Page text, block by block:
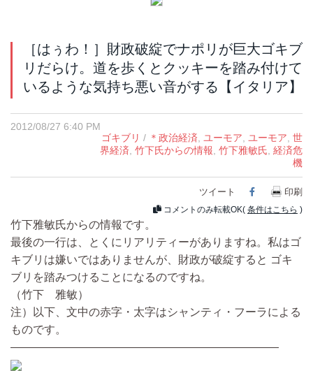
［はぅわ！］財政破綻でナポリが巨大ゴキブ
リだらけ。道を歩くとクッキーを踏み付けて
いるような気持ち悪い音がする【イタリア】
2012/08/27 6:40 PM
ゴキブリ / ＊政治経済, ユーモア, ユーモア, 世
界経済, 竹下氏からの情報, 竹下雅敏氏, 経済危
機
ツイート Facebook
印刷
コメントのみ転載OK( 条件はこちら )
竹下雅敏氏からの情報です。
最後の一行は、とくにリアリティーがありますね。私はゴ
キブリは嫌いではありませんが、財政が破綻すると ゴキ
ブリを踏みつけることになるのですね。
（竹下 雅敏）
注）以下、文中の赤字・太字はシャンティ・フーラによる
ものです。
————————————————————————